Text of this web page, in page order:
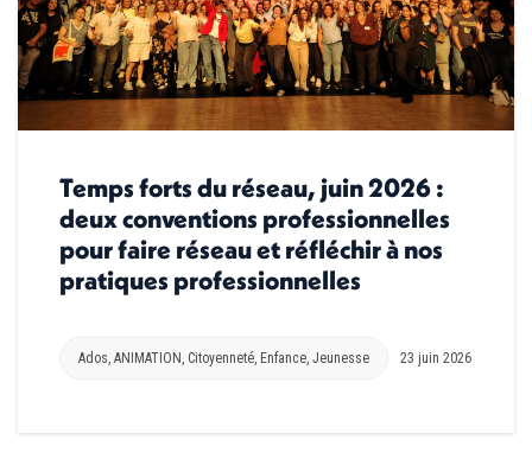
Temps forts du réseau, juin 2026 :
deux conventions professionnelles
pour faire réseau et réfléchir à nos
pratiques professionnelles
Ados ANIMATION Citoyenneté Enfance Jeunesse 23 juin 2026